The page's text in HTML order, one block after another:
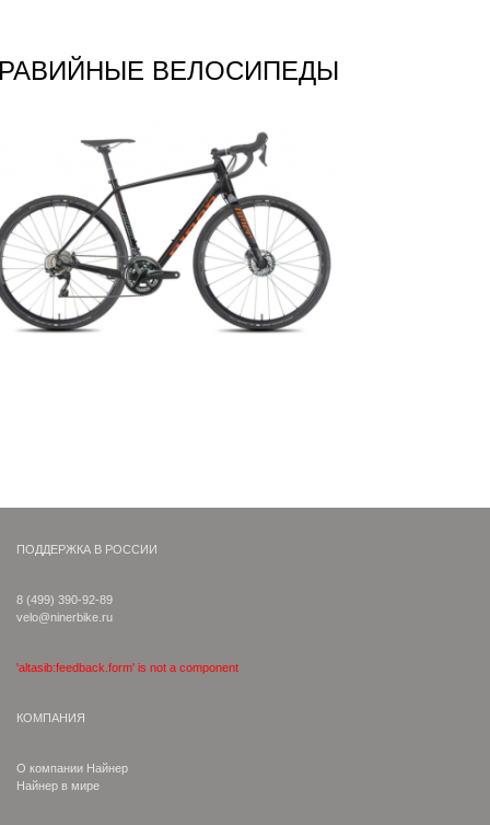
ВЕЛОСИПЕДЫ
ПОДДЕРЖКА В РОССИИ
8 (499) 390-92-89
velo@ninerbike.ru
'altasib:feedback.form' is not a component
КОМПАНИЯ
О компании Найнер
Найнер в мире